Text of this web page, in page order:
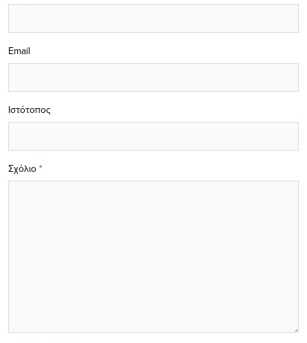
Σχόλιο *
Email
Ιστότοπος